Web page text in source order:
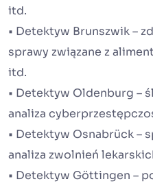
itd.
• Detektyw Brunszwik –
sprawy związane z
itd.
• Detektyw Oldenburg –
analiza
• Detektyw Osnabrück –
analiza zwolnień
• Detektyw Göttingen –